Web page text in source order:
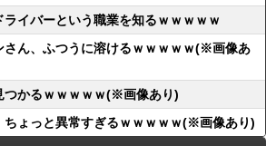
ライバーという職業を知るｗｗｗｗｗ
さん、ふつうに溶けるｗｗｗｗｗ(※画像あ
つかるｗｗｗｗｗ(※画像あり)
ちょっと異常すぎるｗｗｗｗｗ(※画像あり)